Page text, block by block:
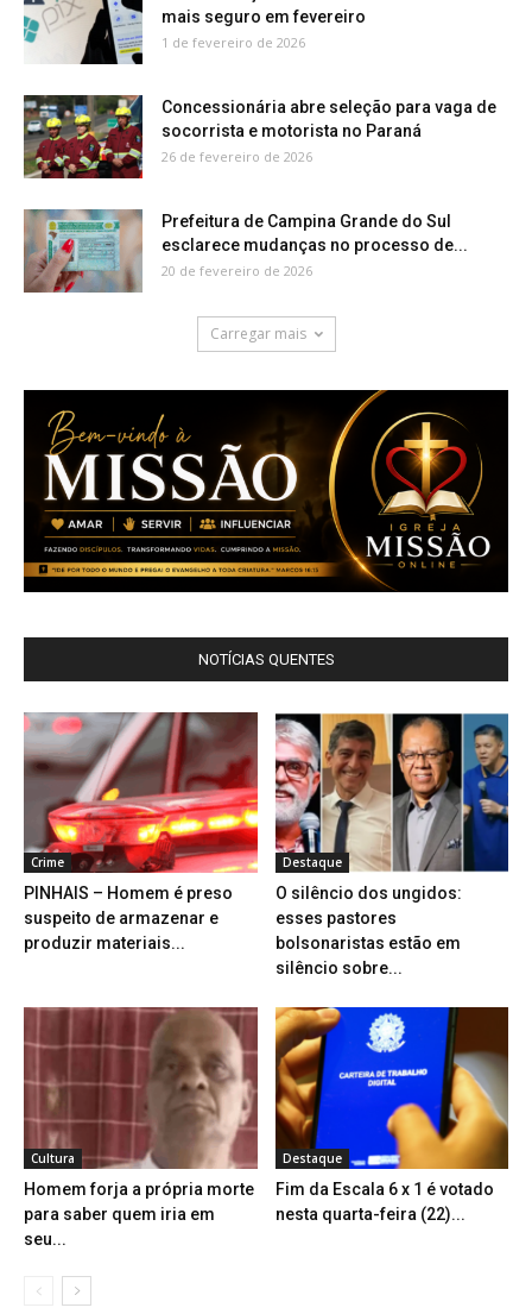
mais seguro em fevereiro
1 de fevereiro de 2026
Concessionária abre seleção para vaga de
socorrista e motorista no Paraná
26 de fevereiro de 2026
Prefeitura de Campina Grande do Sul
esclarece mudanças no processo de...
20 de fevereiro de 2026
Carregar mais
NOTÍCIAS QUENTES
Crime
PINHAIS – Homem é preso
suspeito de armazenar e
produzir materiais...
Destaque
O silêncio dos ungidos:
esses pastores
bolsonaristas estão em
silêncio sobre...
Cultura
Homem forja a própria morte
para saber quem iria em
seu...
Destaque
Fim da Escala 6 x 1 é votado
nesta quarta-feira (22)...